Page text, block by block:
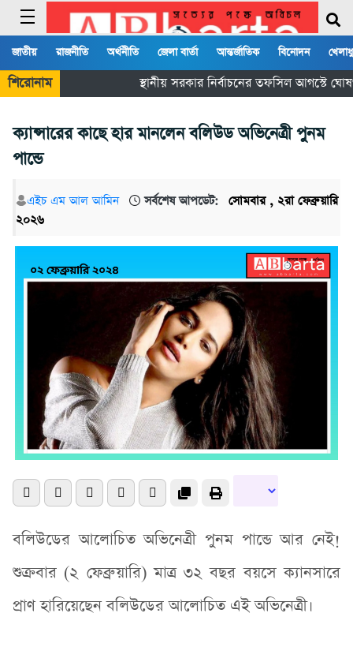
জাতীয় রাজনীতি অর্থনীতি জেলা বার্তা আন্তর্জাতিক বিনোদন
শিরোনাম স্থানীয় সরকার নির্বাচনের তফসিল আগস্টে
ক্যান্সারের কাছে হার মানলেন বলিউড অভিনেত্রী পুনম
পান্ডে
এইচ এম আল আমিন সর্বশেষ আপডেট:
সোমবার , ২রা ফেব্রুয়ারি
২০২৬
বলিউডের আলোচিত অভিনেত্রী পুনম পান্ডে আর নেই!
শুক্রবার (২ ফেব্রুয়ারি) মাত্র ৩২ বছর বয়সে ক্যানসারে
প্রাণ হারিয়েছেন বলিউডের আলোচিত এই অভিনেত্রী।